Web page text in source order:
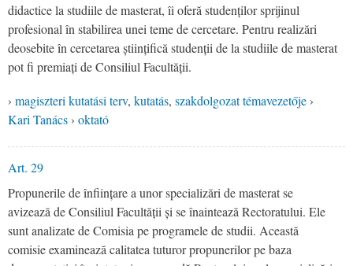
didactice la studiile de masterat, îi oferă studenților sprijinul
profesional în stabilirea unei teme de cercetare. Pentru realizări
deosebite în cercetarea științifică studenții de la studiile de masterat
pot fi premiați de Consiliul Facultății.
› magiszteri kutatási terv, kutatás, szakdolgozat témavezetője ›
Kari Tanács › oktató
Art. 29
Propunerile de înființare a unor specializări de masterat se
avizează de Consiliul Facultății și se înaintează Rectoratului. Ele
sunt analizate de Comisia pe programele de studii. Această
comisie examinează calitatea tuturor propunerilor pe baza